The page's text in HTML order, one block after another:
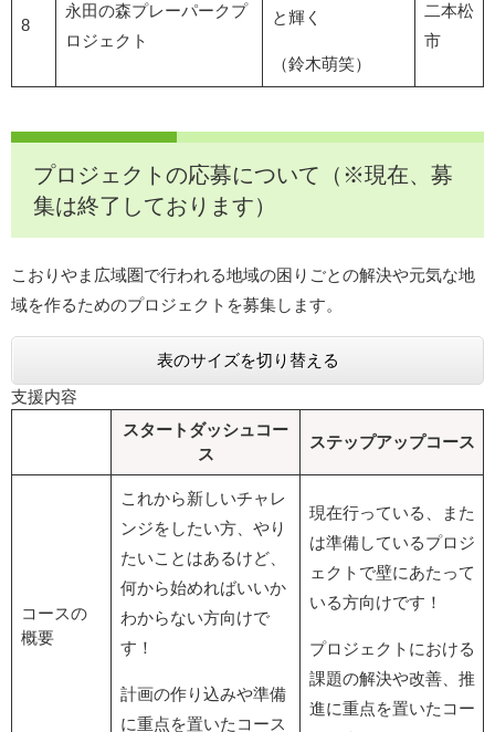
8
永田の森プレーパークプ
ロジェクト
と輝く
（鈴木萌笑）
二本松
市
プロジェクトの応募について（※現在、募
集は終了しております）
こおりやま広域圏で行われる地域の困りごとの解決や元気な地
域を作るためのプロジェクトを募集します。
表のサイズを切り替える
支援内容
スタートダッシュコー
ス
ステップアップコース
コースの
概要
これから新しいチャレ
ンジをしたい方、やり
たいことはあるけど、
何から始めればいいか
わからない方向けで
す！
計画の作り込みや準備
に重点を置いたコース
現在行っている、また
は準備しているプロジ
ェクトで壁にあたって
いる方向けです！
プロジェクトにおける
課題の解決や改善、推
進に重点を置いたコー